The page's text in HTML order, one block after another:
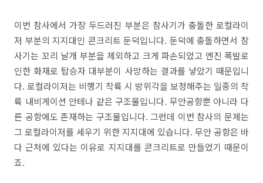
이번 참사에서 가장 두드러진 부분은 참사기가 충돌한 로컬라이
저 부분의 지지대인 콘크리트 둔덕입니다. 둔덕에 충돌하면서 참
사기는 꼬리 날개 부분을 제외하고 크게 파손되었고 엔진 폭발로
인한 화재로 탑승자 대부분이 사망하는 결과를 낳았기 때문입니
다. 로컬라이저는 비행기 착륙 시 방위각을 보정해주는 일종의 착
륙 내비게이션 안테나 같은 구조물입니다. 무안공항뿐 아니라 다
른 공항에도 존재하는 구조물입니다. 그런데 이번 참사의 문제는
그 로컬라이저를 세우기 위한 지지대에 있습니다. 무안 공항은 바
다 근처에 있다는 이유로 지지대를 콘크리트로 만들었기 때문이
죠.